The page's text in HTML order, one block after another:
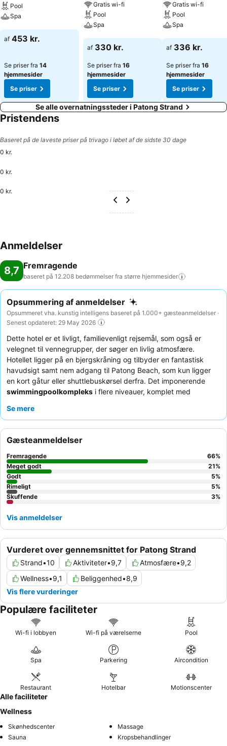
Pool
Spa
Se priser
af 453 kr.
Se priser fra 14
hjemmesider
Se priser
Gratis wi-fi
Pool
Spa
Se priser
af 330 kr.
Se priser fra 16
hjemmesider
Se priser
Gratis wi-fi
Pool
Spa
Se priser
af 336 kr.
Se priser fra 16
hjemmesider
Se priser
Se alle overnatningssteder i Patong Strand
Pristendens
Baseret på de laveste priser på trivago i løbet af de sidste 30 dage
0 kr.
0 kr.
0 kr.
Anmeldelser
8,7 Fremragende
baseret på 12.208 bedømmelser fra større hjemmesider
Opsummering af anmeldelser
Opsummeret vha. kunstig intelligens baseret på 1.000+ gæsteanmeldelser ·
Senest opdateret: 29 May 2026
Dette hotel er et livligt, familievenligt rejsemål, som også er
velegnet til vennegrupper, der søger en livlig atmosfære.
Hotellet ligger på en bjergskråning og tilbyder en fantastisk
havudsigt samt nem adgang til Patong Beach, som kun ligger
en kort gåtur eller shuttlebuskørsel derfra. Det imponerende
swimmingpoolkompleks i flere niveauer, komplet med
aldre. Gæsterne roser konsekvent det usædvanligt venlige og
kontinentale og indiske retter. For den bedste oplevelse kan du
overveje et værelse med
og balkon for fuldt ud at
nyde de maleriske omgivelser.
Se mere
Vurderet over gennemsnittet for Patong Strand
Strand•10 Aktiviteter•9,7 Atmosfære•9,2
Wellness•9,1 Beliggenhed•8,9
Vis flere vurderinger
Gæsteanmeldelser
Fremragende 66%
Meget godt
21%
Godt
5%
Rimeligt
5%
Skuffende
3%
Vis anmeldelser
Populære faciliteter
Wi-fi i lobbyen Wi-fi på værelserne Pool
Spa Parkering Aircondition
Restaurant Hotelbar Motionscenter
Alle faciliteter
Wellness
Skønhedscenter
Massage
Sauna
Kropsbehandlinger